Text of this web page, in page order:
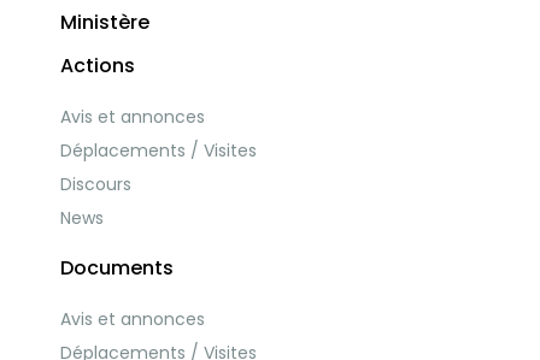
Ministère
Actions
Avis et annonces
Déplacements / Visites
Discours
News
Documents
Avis et annonces
Déplacements / Visites